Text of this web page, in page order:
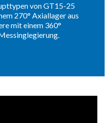
von GT15-25
270° Axiallager aus
mit einem 360°